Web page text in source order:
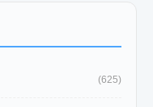
(625)